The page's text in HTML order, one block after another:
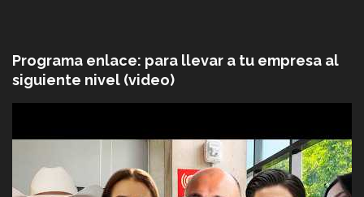
Programa enlace: para llevar a tu empresa al
siguiente nivel (video)